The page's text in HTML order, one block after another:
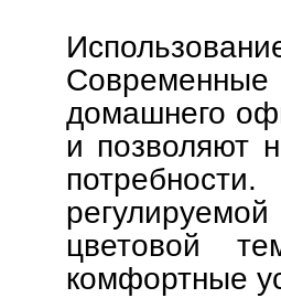
домашнего
и позволяют
цветовой
комфортные